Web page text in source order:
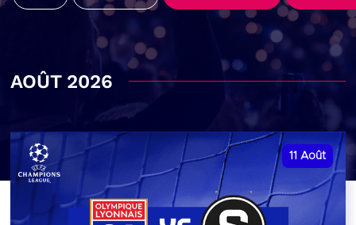
AOÛT 2026
11 Août